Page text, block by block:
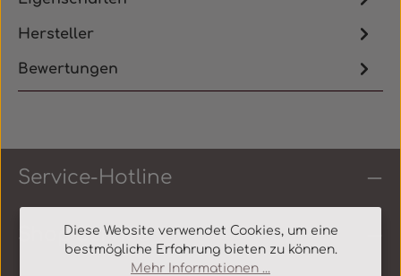
Hersteller
Bewertungen
Service-Hotline
Shop Service
Diese Website verwendet Cookies, um eine
bestmögliche Erfahrung bieten zu können.
Mehr Informationen ...